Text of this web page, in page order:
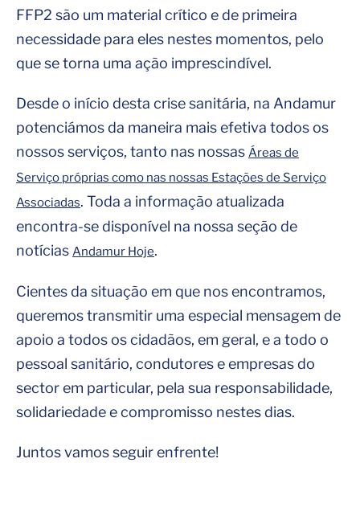
FFP2 são um material crítico e de primeira
necessidade para eles nestes momentos, pelo
que se torna uma ação imprescindível.
Desde o início desta crise sanitária, na Andamur
potenciámos da maneira mais efetiva todos os
nossos serviços, tanto nas nossas Áreas de
Serviço próprias como nas nossas Estações de Serviço
Associadas. Toda a informação atualizada
encontra-se disponível na nossa seção de
notícias Andamur Hoje.
Cientes da situação em que nos encontramos,
queremos transmitir uma especial mensagem de
apoio a todos os cidadãos, em geral, e a todo o
pessoal sanitário, condutores e empresas do
sector em particular, pela sua responsabilidade,
solidariedade e compromisso nestes dias.
Juntos vamos seguir enfrente!